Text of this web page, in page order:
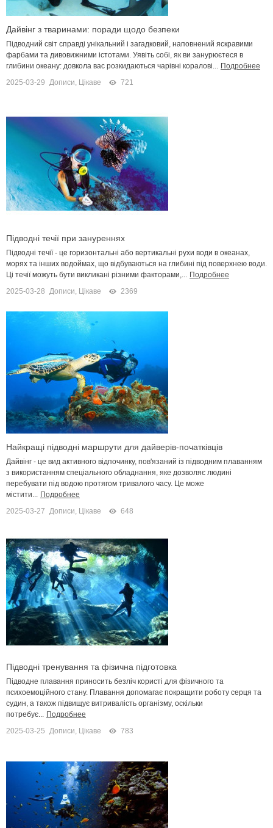
Дайвінг з тваринами: поради щодо безпеки
Підводний світ справді унікальний і загадковий, наповнений яскравими
фарбами та дивовижними істотами. Уявіть собі, як ви занурюєтеся в
глибини океану: довкола вас розкидаються чарівні коралові... Подробнее
2025-03-29 Дописи, Цікаве 721
Підводні течії при зануреннях
Підводні течії - це горизонтальні або вертикальні рухи води в океанах,
морях та інших водоймах, що відбуваються на глибині під поверхнею води.
Ці течії можуть бути викликані різними факторами,... Подробнее
2025-03-28 Дописи, Цікаве 2369
Найкращі підводні маршрути для дайверів-початківців
Дайвінг - це вид активного відпочинку, пов'язаний із підводним плаванням
з використанням спеціального обладнання, яке дозволяє людині
перебувати під водою протягом тривалого часу. Це може
містити... Подробнее
2025-03-27 Дописи, Цікаве 648
Підводні тренування та фізична підготовка
Підводне плавання приносить безліч користі для фізичного та
психоемоційного стану. Плавання допомагає покращити роботу серця та
судин, а також підвищує витривалість організму, оскільки
потребує... Подробнее
2025-03-25 Дописи, Цікаве 783